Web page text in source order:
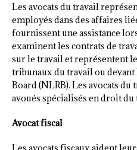
Les avocats du travail
employés dans des affaires
fournissent une assistance
examinent les contrats de
sur le travail et représentent
tribunaux du travail ou
Board (NLRB). Les avocats
avoués spécialisés en droit du
Avocat fiscal
Les avocats fiscaux aident